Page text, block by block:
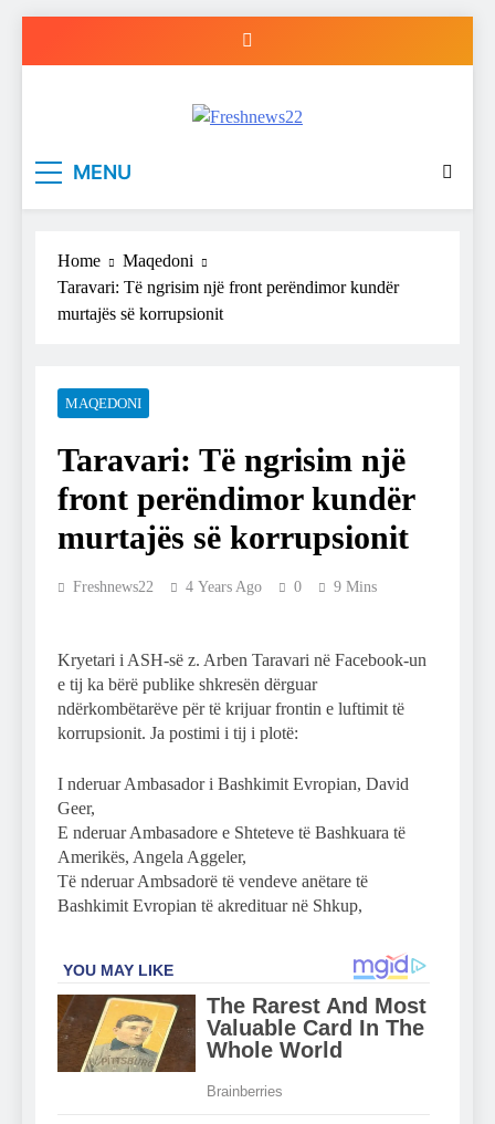
MENU
Home
Maqedoni
Taravari: Të ngrisim një front perëndimor kundër
murtajës së korrupsionit
MAQEDONI
Taravari: Të ngrisim një
front perëndimor kundër
murtajës së korrupsionit
Freshnews22 4 Years Ago 0 9 Mins
Kryetari i ASH-së z. Arben Taravari në Facebook-un
e tij ka bërë publike shkresën dërguar
ndërkombëtarëve për të krijuar frontin e luftimit të
korrupsionit. Ja postimi i tij i plotë:
I nderuar Ambasador i Bashkimit Evropian, David
Geer,
E nderuar Ambasadore e Shteteve të Bashkuara të
Amerikës, Angela Aggeler,
Të nderuar Ambsadorë të vendeve anëtare të
Bashkimit Evropian të akredituar në Shkup,